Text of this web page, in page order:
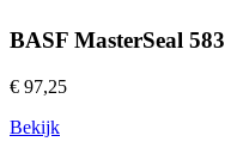
BASF MasterSeal 583
€ 97,25
Bekijk